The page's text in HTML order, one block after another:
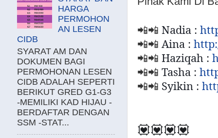
📲📲 Nadia :
📲📲 Aina :
📲📲 Haziqah :
📲📲 Tasha :
📲📲 Syikin :
💟💟💟💟
HARGA
PERMOHON
AN LESEN
CIDB
SYARAT AM DAN
DOKUMEN BAGI
PERMOHONAN LESEN
CIDB ADALAH SEPERTI
BERIKUT GRED G1-G3
-MEMILIKI KAD HIJAU -
BERDAFTAR DENGAN
SSM -STAT...